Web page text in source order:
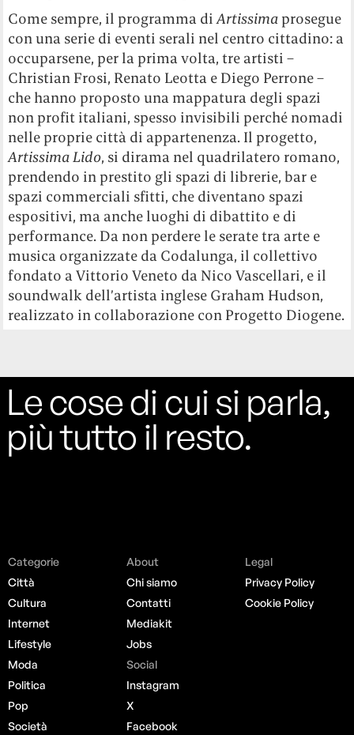
Come sempre, il programma diArtissima prosegue
con una serie di eventi serali nel centro cittadino: a
occuparsene, per la prima volta, tre artisti –
Christian Frosi, Renato Leotta e Diego Perrone –
che hanno proposto una mappatura degli spazi
non profit italiani, spesso invisibili perché nomadi
nelle proprie città di appartenenza. Il progetto,
Artissima Lido, si dirama nel quadrilatero romano,
prendendo in prestito gli spazi di librerie, bar e
spazi commerciali sfitti, che diventano spazi
espositivi, ma anche luoghi di dibattito e di
performance. Da non perdere le serate tra arte e
musica organizzate da Codalunga, il collettivo
fondato a Vittorio Veneto da Nico Vascellari, e il
soundwalk dell’artista inglese Graham Hudson,
realizzato in collaborazione con Progetto Diogene.
Le cose di cui si parla,
più tutto il resto.
Categorie
Città
Cultura
Internet
Lifestyle
Moda
Politica
Pop
Società
About
Chi siamo
Contatti
Mediakit
Jobs
Social
Instagram
X
Facebook
Legal
Privacy Policy
Cookie Policy